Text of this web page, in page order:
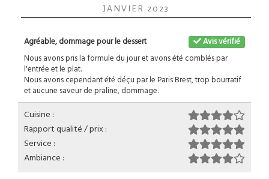
JANVIER 2023
Avis vérifié
Agréable, dommage pour le dessert
Nous avons pris la formule du jour et avons été comblés par
l'entrée et le plat.
Nous avons cependant été déçu par le Paris Brest, trop bourratif
et aucune saveur de praline, dommage.
Cuisine :
Rapport qualité / prix :
Service :
Ambiance :